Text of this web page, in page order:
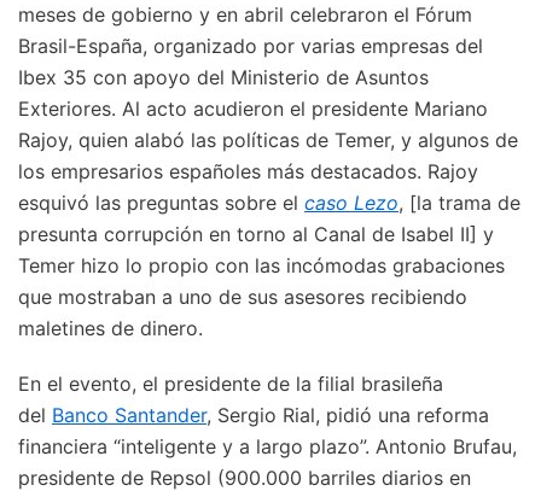
meses de gobierno y en abril celebraron el Fórum
Brasil-España, organizado por varias empresas del
Ibex 35 con apoyo del Ministerio de Asuntos
Exteriores. Al acto acudieron el presidente Mariano
Rajoy, quien alabó las políticas de Temer, y algunos de
los empresarios españoles más destacados. Rajoy
esquivó las preguntas sobre el caso Lezo, [la trama de
presunta corrupción en torno al Canal de Isabel II] y
Temer hizo lo propio con las incómodas grabaciones
que mostraban a uno de sus asesores recibiendo
maletines de dinero.
En el evento, el presidente de la filial brasileña
del Banco Santander, Sergio Rial, pidió una reforma
financiera “inteligente y a largo plazo”. Antonio Brufau,
presidente de Repsol (900.000 barriles diarios en